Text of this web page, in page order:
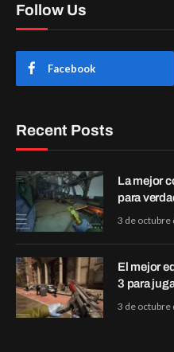
Follow Us
Facebook
Recent Posts
La mejor
para
3 de octubre
El mejor
3 para
3 de octubre